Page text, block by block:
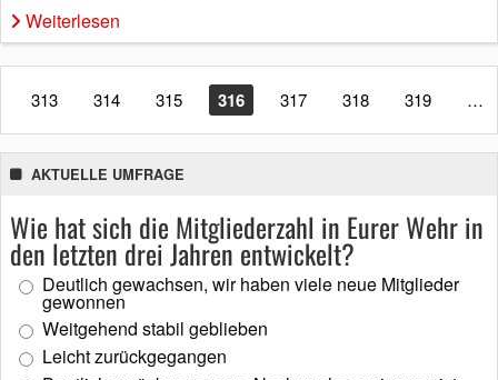
Weiterlesen
313 314 315 316 317 318 319 …
AKTUELLE UMFRAGE
Wie hat sich die Mitgliederzahl in Eurer Wehr in
den letzten drei Jahren entwickelt?
Deutlich gewachsen, wir haben viele neue Mitglieder
gewonnen
Weitgehend stabil geblieben
Leicht zurückgegangen